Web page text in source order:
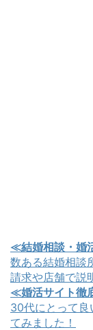
≪結婚相談・婚
数ある結婚相談
請求や店舗で説
≪婚活サイト徹
30代にとって良
てみました！